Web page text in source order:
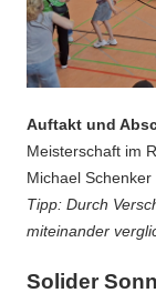
Auftakt und
Meisterschaft im
Michael Schenker
Tipp: Durch
miteinander
Solider